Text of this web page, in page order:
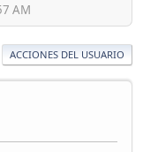
AM
ACCIONES DEL USUARIO